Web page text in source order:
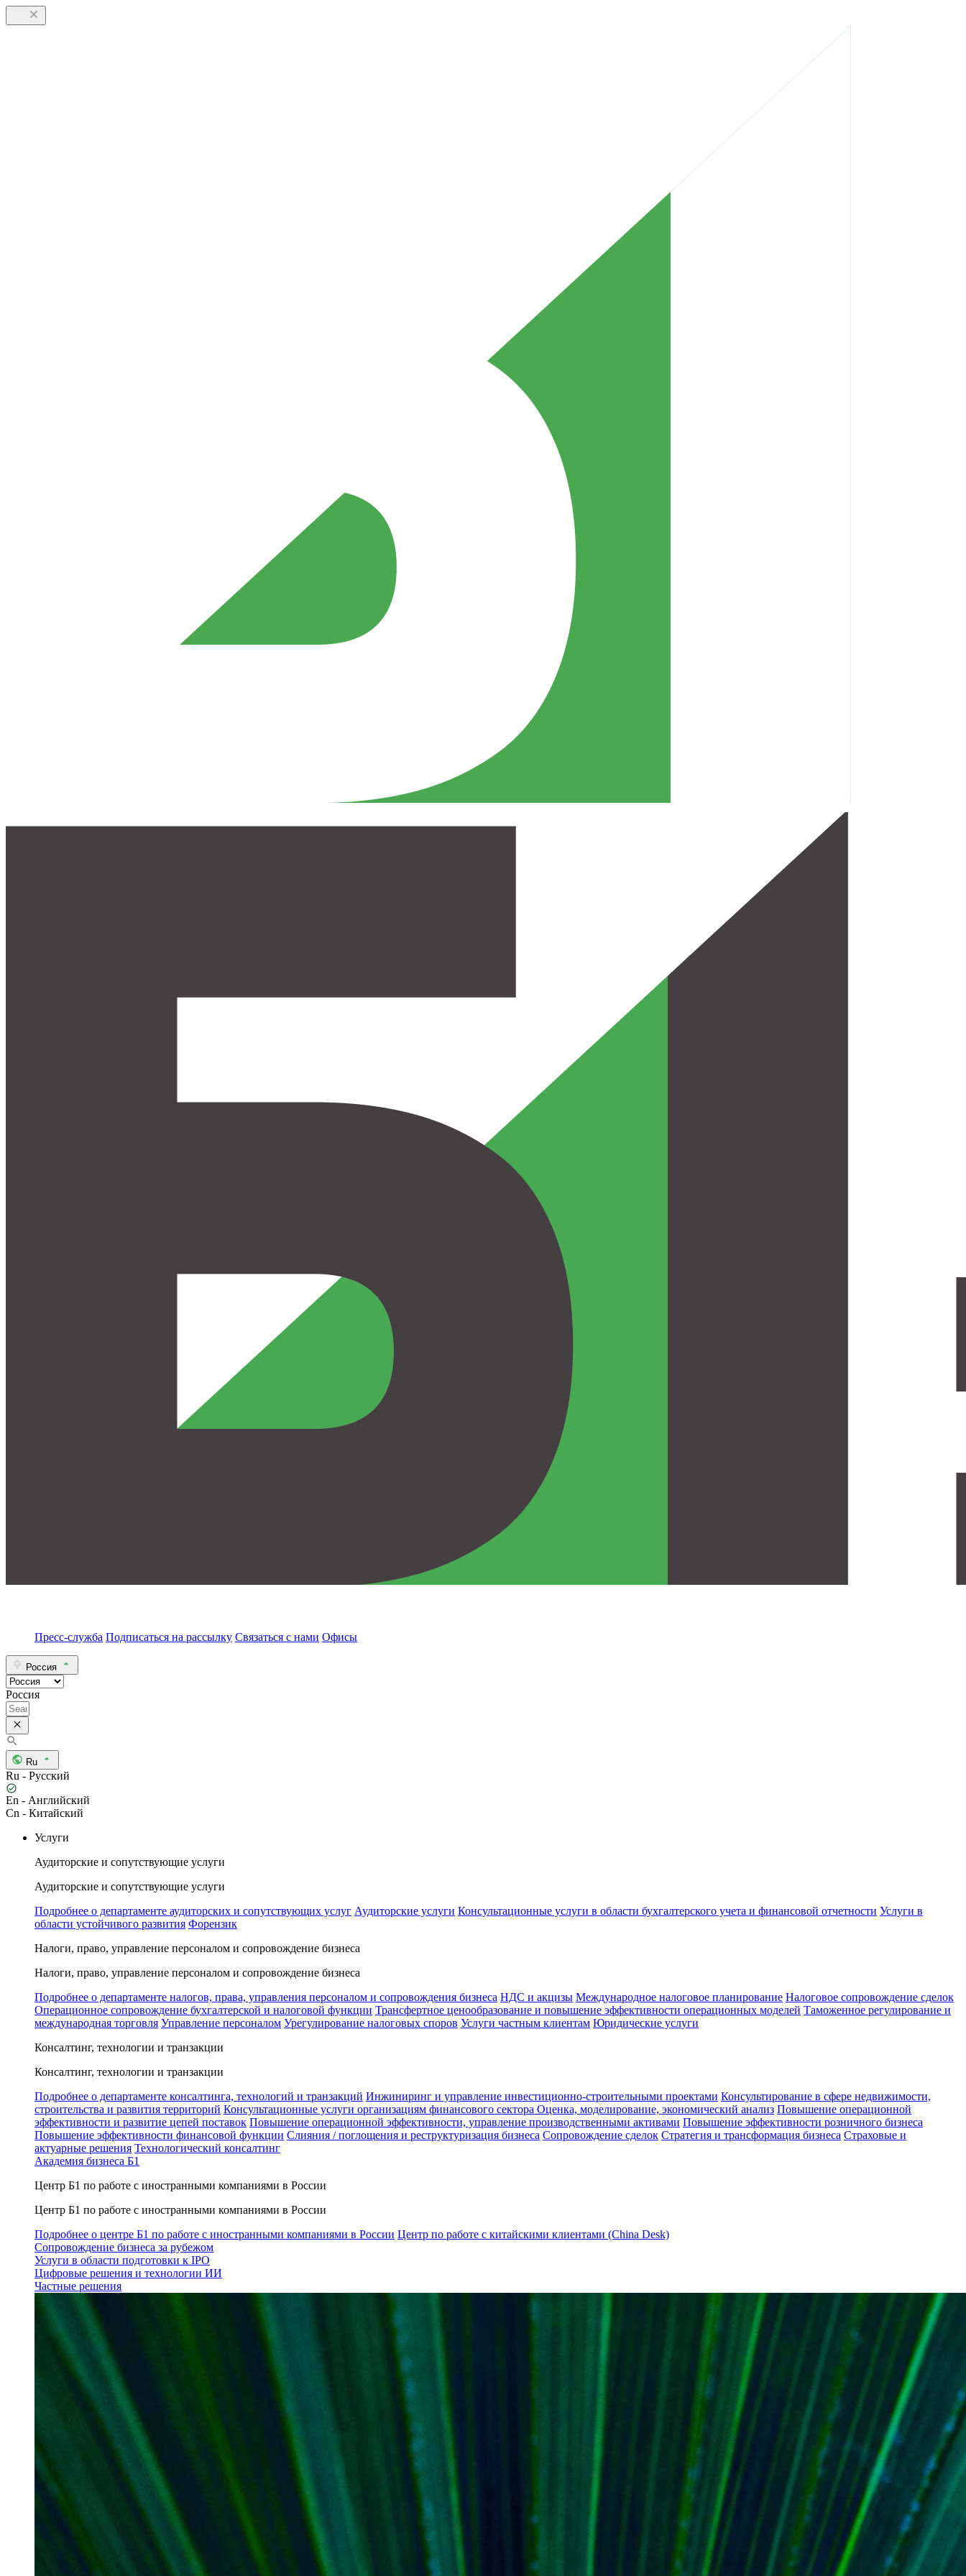
Пресс-служба Подписаться на рассылку Связаться с нами Офисы
Россия
Россия
Ru
Ru - Русский
En - Английский
Cn - Китайский
Услуги
Аудиторские и сопутствующие услуги
Аудиторские и сопутствующие услуги
Подробнее о департаменте аудиторских и сопутствующих услуг Аудиторские услуги Консультационные услуги в области бухгалтерского учета и финансовой отчетности Услуги в
области устойчивого развития Форензик
Налоги, право, управление персоналом и сопровождение бизнеса
Налоги, право, управление персоналом и сопровождение бизнеса
Подробнее о департаменте налогов, права, управления персоналом и сопровождения бизнеса НДС и акцизы Международное налоговое планирование Налоговое сопровождение сделок
Операционное сопровождение бухгалтерской и налоговой функции Трансфертное ценообразование и повышение эффективности операционных моделей Таможенное регулирование и
международная торговля Управление персоналом Урегулирование налоговых споров Услуги частным клиентам Юридические услуги
Консалтинг, технологии и транзакции
Консалтинг, технологии и транзакции
Подробнее о департаменте консалтинга, технологий и транзакций Инжиниринг и управление инвестиционно-строительными проектами Консультирование в сфере недвижимости,
строительства и развития территорий Консультационные услуги организациям финансового сектора Оценка, моделирование, экономический анализ Повышение операционной
эффективности и развитие цепей поставок Повышение операционной эффективности, управление производственными активами Повышение эффективности розничного бизнеса
Повышение эффективности финансовой функции Слияния / поглощения и реструктуризация бизнеса Сопровождение сделок Стратегия и трансформация бизнеса Страховые и
актуарные решения Технологический консалтинг
Академия бизнеса Б1
Центр Б1 по работе с иностранными компаниями в России
Центр Б1 по работе с иностранными компаниями в России
Подробнее о центре Б1 по работе с иностранными компаниями в России Центр по работе с китайскими клиентами (China Desk)
Сопровождение бизнеса за рубежом
Услуги в области подготовки к IPO
Цифровые решения и технологии ИИ
Частные решения